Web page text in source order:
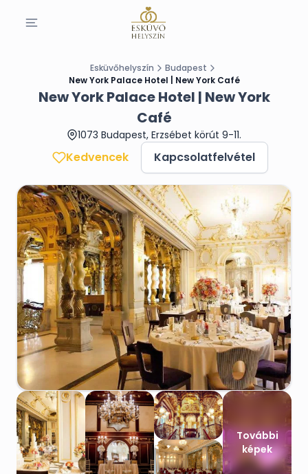
Esküvőhelyszín
Budapest
New York Palace Hotel | New York Café
New York Palace Hotel | New York
Café
1073 Budapest, Erzsébet körút 9-11.
Kedvencek Kapcsolatfelvétel
További
képek